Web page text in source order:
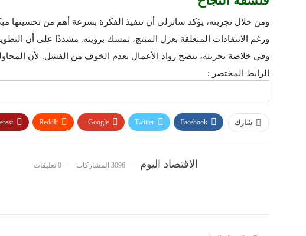
ومن خلال تجربته، يؤكد ساترلي أن تنفيذ الفكرة بسرعة أهم من تحسينها
ورغم الانتقادات المتعلقة بعزل المنتج، تمسك برؤيته. مشددًا على أن
وفي خلاصة تجربته، ينصح رواد الأعمال بعدم الخوف من الفشل. لأن
الرابط المختصر :
شارك Facebook
Twitter
Google+
ReddIt
الاقتصاد اليوم 3096 المشاركات 0 تعليقات